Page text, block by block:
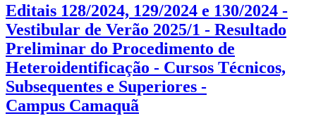
Editais 128/2024, 129/2024 e 130/2024 -
Vestibular de Verão 2025/1 - Resultado
Preliminar do Procedimento de
Heteroidentificação - Cursos Técnicos,
Subsequentes e Superiores -
Campus Camaquã